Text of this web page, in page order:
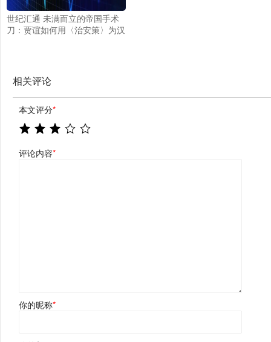
世纪汇通 未满而立的帝国手术
刀：贾谊如何用〈治安策〉为汉
相关评论
本文评分*
评论内容*
你的昵称*